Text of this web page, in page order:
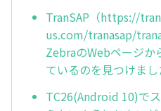
TranSAP（https://
us.com/tranasap/
ZebraのWebページか
ているのを見つけま
TC26(Android 10)で